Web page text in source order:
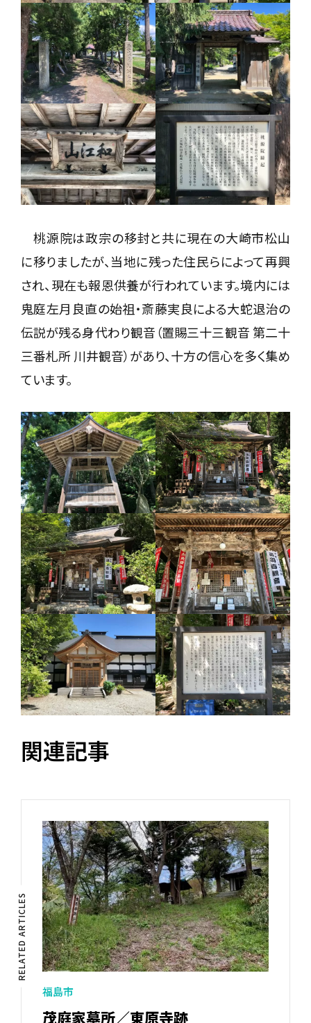
桃源院は政宗の移封と共に現在の大崎市松山
に移りましたが、当地に残った住民らによって再興
され、現在も報恩供養が行われています。境内には
鬼庭左月良直の始祖・斎藤実良による大蛇退治の
伝説が残る身代わり観音（置賜三十三観音 第二十
三番札所 川井観音）があり、十方の信心を多く集め
ています。
関連記事
RELATED ARTICLES
福島市
茂庭家墓所／東原寺跡